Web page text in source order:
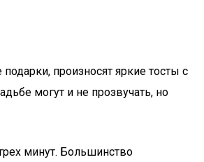
произносят яркие тосты с
могут и не прозвучать, но
минут. Большинство